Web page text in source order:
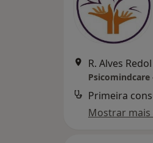
R. Alves
Primeira
Mostrar mais